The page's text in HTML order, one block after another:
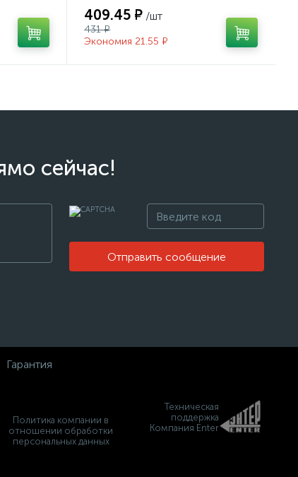
409.45 ₽ /шт
431 ₽
Экономия 21.55 ₽
сейчас!
Отправить сообщение
Гарантия
Политика компании в
отношении обработки
персональных данных
Техническая
поддержка
Компания Enter